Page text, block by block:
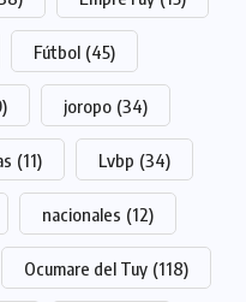
Fútbol (45)
joropo (34)
(11) Lvbp (34)
nacionales (12)
Ocumare del Tuy (118)